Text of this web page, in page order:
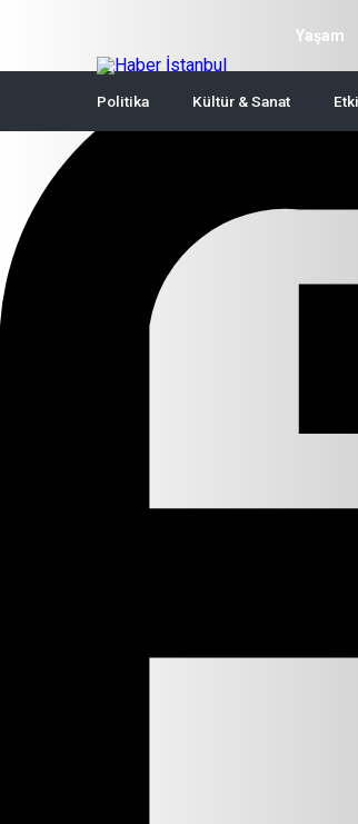
Yaşam
Politika Kültür & Sanat